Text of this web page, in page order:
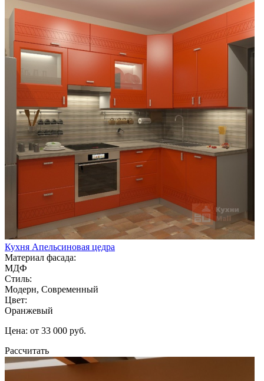
Кухня Апельсиновая цедра
Материал фасада:
МДФ
Стиль:
Модерн, Современный
Цвет:
Оранжевый
Цена: от 33 000 руб.
Рассчитать